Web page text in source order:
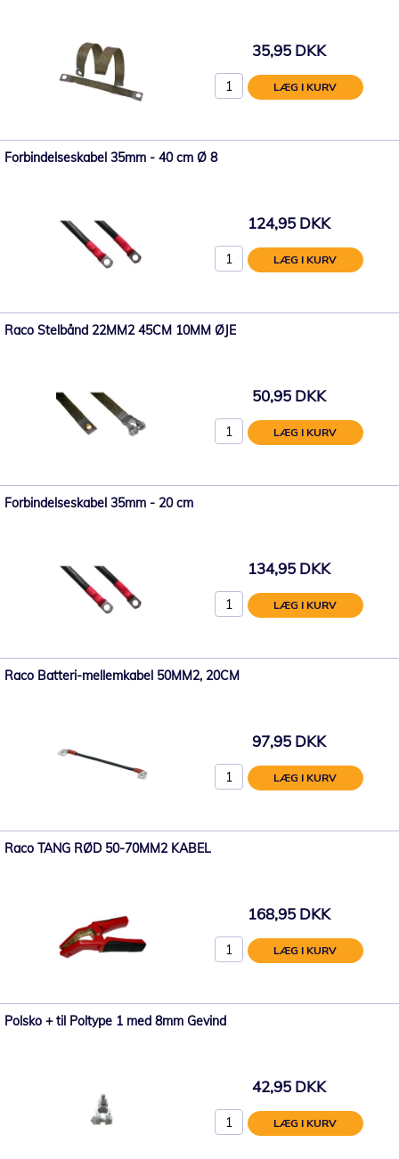
35,95 DKK
LÆG I KURV
Forbindelseskabel 35mm - 40 cm Ø 8
124,95 DKK
LÆG I KURV
Raco Stelbånd 22MM2 45CM 10MM ØJE
50,95 DKK
LÆG I KURV
Forbindelseskabel 35mm - 20 cm
134,95 DKK
LÆG I KURV
Raco Batteri-mellemkabel 50MM2, 20CM
97,95 DKK
LÆG I KURV
Raco TANG RØD 50-70MM2 KABEL
168,95 DKK
LÆG I KURV
Polsko + til Poltype 1 med 8mm Gevind
42,95 DKK
LÆG I KURV